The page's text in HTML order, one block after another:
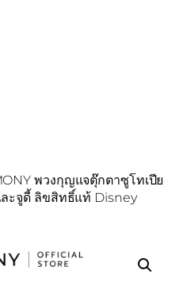
พวงกุญแจตุ๊กตาซูโทเปีย
ะจูดี้ ลิขสิทธิ์แท้ Disney